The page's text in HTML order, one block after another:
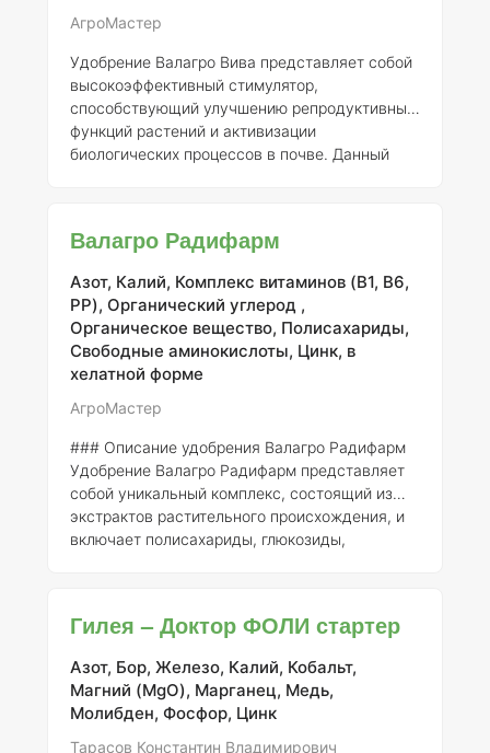
АгроМастер
Удобрение Валагро Вива представляет собой
высокоэффективный стимулятор,
способствующий улучшению репродуктивных
функций растений и активизации
биологических процессов в почве. Данный
Применение Вива обеспечивает значительное
очередь, приводит к формированию более
качественных и устойчивых плодов.
Исследования показывают, что
использование этого удобрения способствует
увеличению как
Валагро Радифарм
Азот, Калий, Комплекс витаминов (B1, B6,
PP), Органический углерод ,
Органическое вещество, Полисахариды,
Свободные аминокислоты, Цинк, в
хелатной форме
АгроМастер
### Описание удобрения Валагро Радифарм
Удобрение Валагро Радифарм представляет
собой уникальный комплекс, состоящий из
экстрактов растительного происхождения, и
включает полисахариды, глюкозиды,
поддерживать рост и развитие растений. ###
(сапонины) : активируют меристемные ткани и
способствуют росту. -Аминокислоты, такие
как аргинин и аспарагин: являются основными
компонентами поли
Гилея – Доктор ФОЛИ стартер
Азот, Бор, Железо, Калий, Кобальт,
Магний (MgO), Марганец, Медь,
Молибден, Фосфор, Цинк
Тарасов Константин Владимирович